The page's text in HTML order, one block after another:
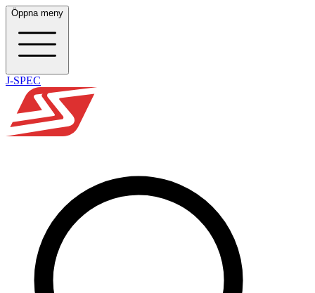
Öppna meny
J-SPEC